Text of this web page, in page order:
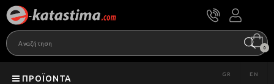
0
ΠΡΟΪΌΝΤΑ GR EN